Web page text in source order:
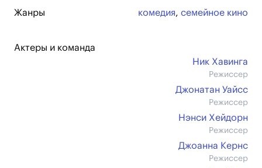
Жанры комедия, семейное кино
Актеры и команда
Ник Хавинга
Режиссер
Джонатан Уайсс
Режиссер
Нэнси Хейдорн
Режиссер
Джоанна Кернс
Режиссер